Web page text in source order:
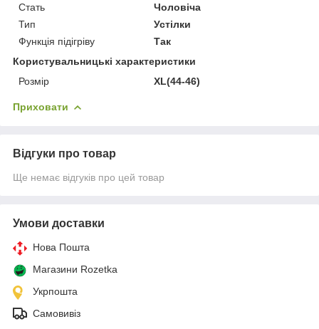
Стать
Чоловіча
Тип
Устілки
Функція підігріву
Так
Користувальницькі характеристики
Розмір
XL(44-46)
Приховати
Відгуки про товар
Ще немає відгуків про цей товар
Умови доставки
Нова Пошта
Магазини Rozetka
Укрпошта
Самовивіз